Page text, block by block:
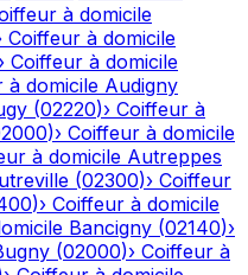
à domicile
Coiffeur à domicile
› Coiffeur à domicile
à domicile Audigny
(02220)› Coiffeur à
)› Coiffeur à domicile
à domicile Autreppes
(02300)› Coiffeur
)› Coiffeur à domicile
Bancigny (02140)›
(02000)› Coiffeur à